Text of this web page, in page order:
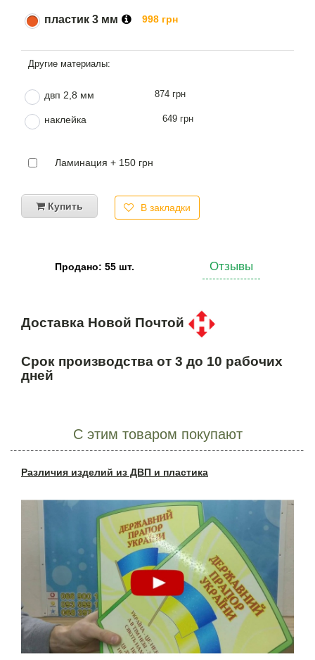
пластик 3 мм 998 грн
двп 2,8 мм 874 грн
наклейка 649 грн
Ламинация + 150 грн
Купить В закладки
Продано: 55 шт. Отзывы
Доставка Новой Почтой
Срок производства от 3 до 10 рабочих
дней
С этим товаром покупают
Различия изделий из ДВП и пластика